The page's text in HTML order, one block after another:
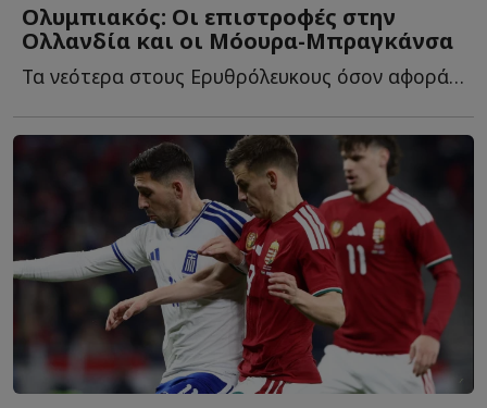
Ολυμπιακός: Οι επιστροφές στην
Ολλανδία και οι Μόουρα-Μπραγκάνσα
Τα νεότερα στους Ερυθρόλευκους όσον αφορά στα μεταγραφικά, α...